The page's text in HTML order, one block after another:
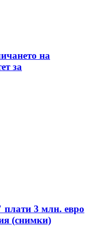
на
за
3 млн. евро
(снимки)